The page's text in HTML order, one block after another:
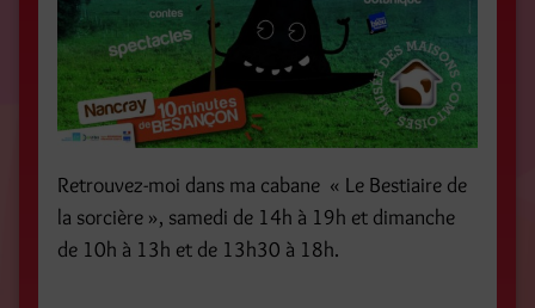
Retrouvez-moi dans ma cabane « Le Bestiaire de
la sorcière », samedi de 14h à 19h et dimanche
de 10h à 13h et de 13h30 à 18h.